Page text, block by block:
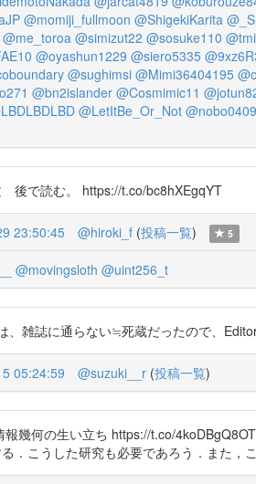
@momiji_fullmoon @ShigekiKarita
@me_toroa @simizut22 @sosuke110
@oyashun1229 @siero5335
@sughimsi @Mimi36404195
@bn2islander @Cosmimic11
@LetItBe_Or_Not @nobo0409
後で読む。 https://t.co/bc8hXEgqYT
23:50:45 @hiroki_f (投稿一覧) 5
@movingsloth @uint256_t
、雑誌に通らない≒死蔵だったので、
05:24:59 @suzuki__r (投稿一覧)
報幾何の生い立ち https://t.co/
．こうした研究も必要であろう．また，